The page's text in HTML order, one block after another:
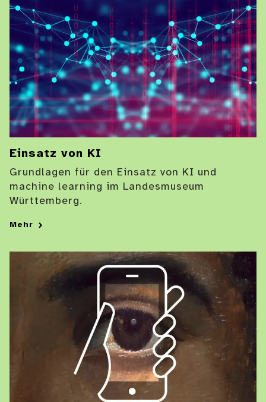
Einsatz von KI
Grundlagen für den Einsatz von KI und
machine learning im Landesmuseum
Württemberg.
Mehr